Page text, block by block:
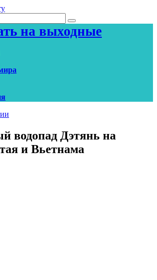
на выходные
водопад Дэтянь на
и Вьетнама